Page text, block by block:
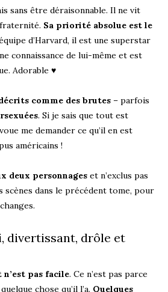
sans être déraisonnable. Il ne vit
fraternité. Sa priorité absolue est le
d’Harvard, il est une superstar
connaissance de lui-même et est
Adorable ♥
comme des brutes – parfois
. Si je sais que tout est
me demander ce qu’il en est
américains !
deux personnages et n’exclus pas
scènes dans le précédent tome, pour
divertissant, drôle et
pas facile. Ce n’est pas parce
chose qu’il l’a. Quelques